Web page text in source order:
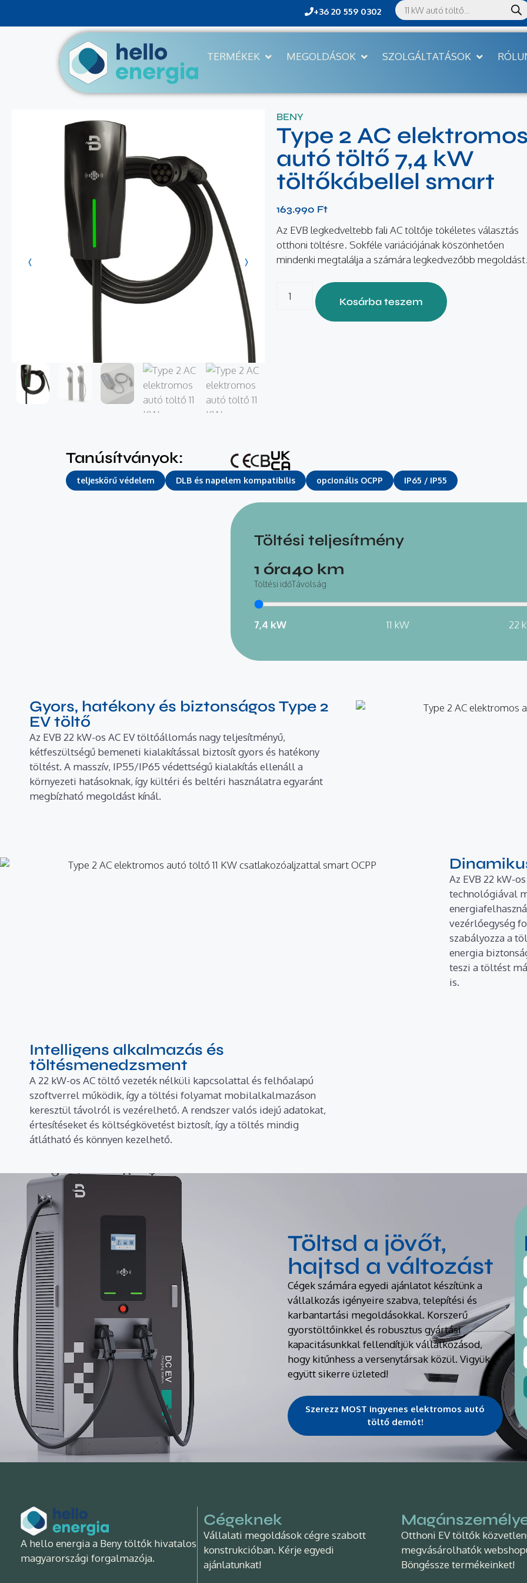
+36 20 559 0302
TERMÉKEK MEGOLDÁSOK SZOLGÁLTATÁSOK
BENY
Type 2 AC
autó töltő 7,4 kW
töltőkábellel smart
163.990 Ft
Az EVB legkedveltebb fali AC töltője tökéletes választás
otthoni töltésre. Sokféle variációjának köszönhetően
mindenki megtalálja a számára legkedvezőbb
Kosárba teszem
Tanúsítványok:
teljeskörű védelem DLB és napelem kompatibilis opcionális OCPP IP65 / IP55
Töltési teljesítmény
1 óra
Töltési idő
40 km
Távolság
7,4 kW 11 kW 22
Gyors, hatékony és biztonságos Type 2
EV töltő
Az EVB 22 kW-os AC EV töltőállomás nagy teljesítményű,
kétfeszültségű bemeneti kialakítással biztosít gyors és hatékony
töltést. A masszív, IP55/IP65 védettségű kialakítás ellenáll a
környezeti hatásoknak, így kültéri és beltéri használatra egyaránt
megbízható megoldást kínál.
Az EVB 22 kW-
technológiával
vezérlőegység
szabályozza a
energia
teszi a töltést
is.
Intelligens alkalmazás és
töltésmenedzsment
A 22 kW-os AC töltő vezeték nélküli kapcsolattal és felhőalapú
szoftverrel működik, így a töltési folyamat mobilalkalmazáson
keresztül távolról is vezérelhető. A rendszer valós idejű adatokat,
értesítéseket és költségkövetést biztosít, így a töltés mindig
átlátható és könnyen kezelhető.
Töltsd a jövőt,
hajtsd a változást
Cégek számára egyedi ajánlatot készítünk a
vállalkozás igényeire szabva, telepítési és
karbantartási megoldásokkal. Korszerű
gyorstöltőinkkel és robusztus gyártási
kapacitásunkkal fellendítjük vállalkozásod,
hogy kitűnhess a versenytársak közül. Vigyük
együtt sikerre üzleted!
Szerezz MOST ingyenes elektromos autó
töltő demót!
A hello energia a Beny töltők hivatalos
magyarországi forgalmazója.
Cégeknek
Vállalati megoldások cégre szabott
konstrukcióban. Kérje egyedi
ajánlatunkat!
Otthoni EV töltők
megvásárolhatók
Böngéssze termékeinket!